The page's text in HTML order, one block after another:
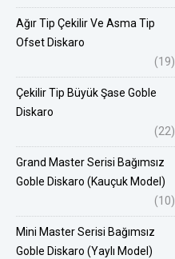
Ağır Tip Çekilir Ve Asma Tip
Ofset Diskaro
(19)
Çekilir Tip Büyük Şase Goble
Diskaro
(22)
Grand Master Serisi Bağımsız
Goble Diskaro (Kauçuk Model)
(10)
Mini Master Serisi Bağımsız
Goble Diskaro (Yaylı Model)